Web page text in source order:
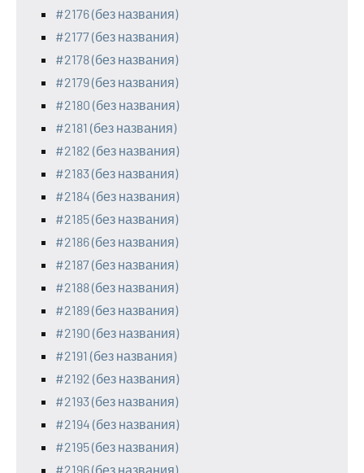
#2176 (без названия)
#2177 (без названия)
#2178 (без названия)
#2179 (без названия)
#2180 (без названия)
#2181 (без названия)
#2182 (без названия)
#2183 (без названия)
#2184 (без названия)
#2185 (без названия)
#2186 (без названия)
#2187 (без названия)
#2188 (без названия)
#2189 (без названия)
#2190 (без названия)
#2191 (без названия)
#2192 (без названия)
#2193 (без названия)
#2194 (без названия)
#2195 (без названия)
#2196 (без названия)